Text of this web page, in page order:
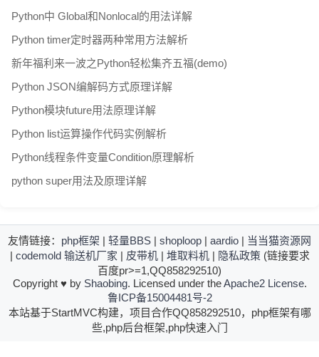
Python中 Global和Nonlocal的用法详解
Python timer定时器两种常用方法解析
新年福利来一波之Python轻松集齐五福(demo)
Python JSON编解码方式原理详解
Python模块future用法原理详解
Python list运算操作代码实例解析
Python线程条件变量Condition原理解析
python super用法及原理详解
友情链接： php框架 | 轻量BBS | shoploop | aardio | 当当猫资源网
| codemold 输送机厂家 | 皮带机| 堆取料机| 隐私政策 (链接要求
百度pr>=1,QQ858292510)
Copyright ♥ by Shaobing. Licensed under theApache2 License.
鲁ICP备15004481号-2
本站基于StartMVC构建，项目合作QQ858292510，php框架有哪
些,php后台框架,php快速入门